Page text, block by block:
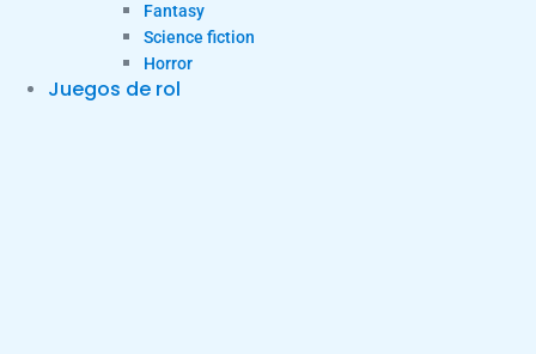
Fantasy
Science fiction
Horror
Juegos de rol